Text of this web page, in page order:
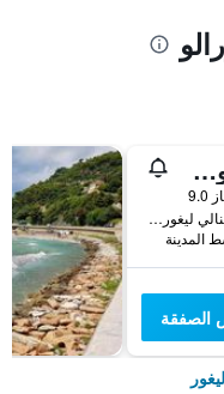
هوتل ألباتروس فاريجوتي
Via Aurelia 58, فينالي ليغور, مقاطعة سافونا, إيطاليا